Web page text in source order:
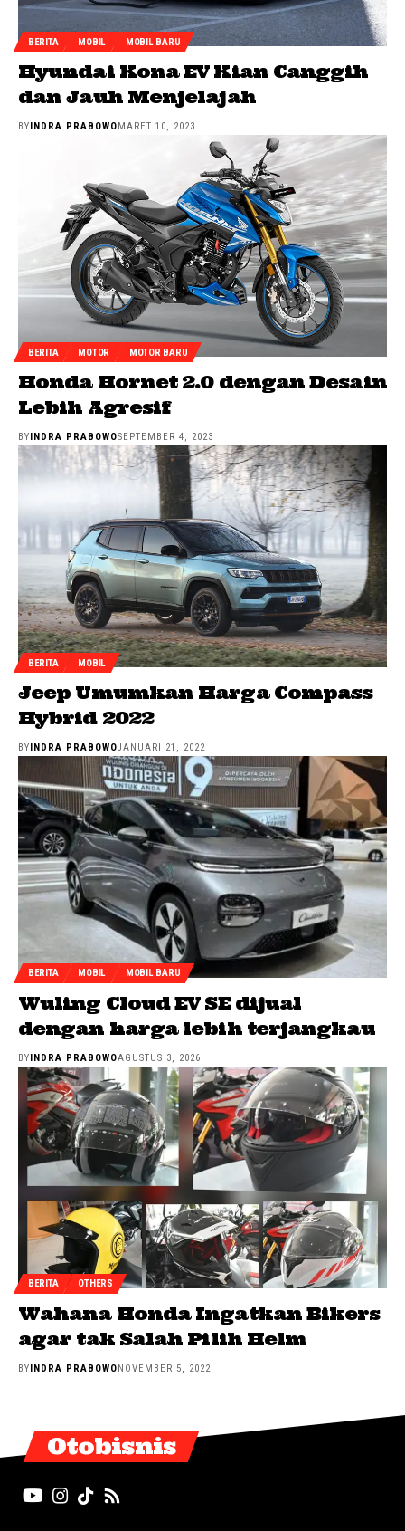
BERITA MOBIL MOBIL BARU
Hyundai Kona EV Kian Canggih
dan Jauh Menjelajah
BY INDRA PRABOWO MARET 10, 2023
BERITA MOTOR MOTOR BARU
Honda Hornet 2.0 dengan Desain
Lebih Agresif
BY INDRA PRABOWOSEPTEMBER 4, 2023
BERITA MOBIL
Jeep Umumkan Harga Compass
Hybrid 2022
BYINDRA PRABOWOJANUARI 21, 2022
BERITA MOBIL MOBIL BARU
Wuling Cloud EV SE dijual
dengan harga lebih terjangkau
BYINDRA PRABOWOAGUSTUS 3, 2026
BERITA OTHERS
Wahana Honda Ingatkan Bikers
agar tak Salah Pilih Helm
BYINDRA PRABOWONOVEMBER 5, 2022
Otobisnis